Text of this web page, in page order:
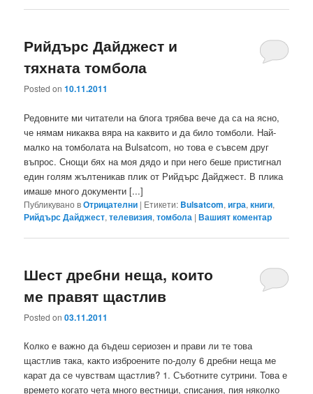
Рийдърс Дайджест и
тяхната томбола
Posted on10.11.2011
Редовните ми читатели на блога трябва вече да са на ясно,
че нямам никаква вяра на каквито и да било томболи. Най-
малко на томболата на Bulsatcom, но това е съвсем друг
въпрос. Снощи бях на моя дядо и при него беше пристигнал
един голям жълтеникав плик от Рийдърс Дайджест. В плика
имаше много документи [...]
Публикувано вОтрицателни | Етикети: Bulsatcom,игра,книги,
Рийдърс Дайджест,телевизия,томбола |Вашият коментар
Шест дребни неща, които
ме правят щастлив
Posted on03.11.2011
Колко е важно да бъдеш сериозен и прави ли те това
щастлив така, както изброените по-долу 6 дребни неща ме
карат да се чувствам щастлив? 1. Съботните сутрини. Това е
времето когато чета много вестници, списания, пия няколко